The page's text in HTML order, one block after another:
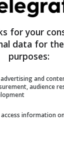
for your
data for
purposes:
and
audience
information